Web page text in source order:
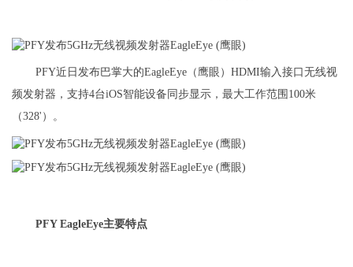
PFY近日发布巴掌大的EagleEye（鹰眼）HDMI输入接口无线视
频发射器，支持4台iOS智能设备同步显示，最大工作范围100米
（328'）。
PFY EagleEye主要特点